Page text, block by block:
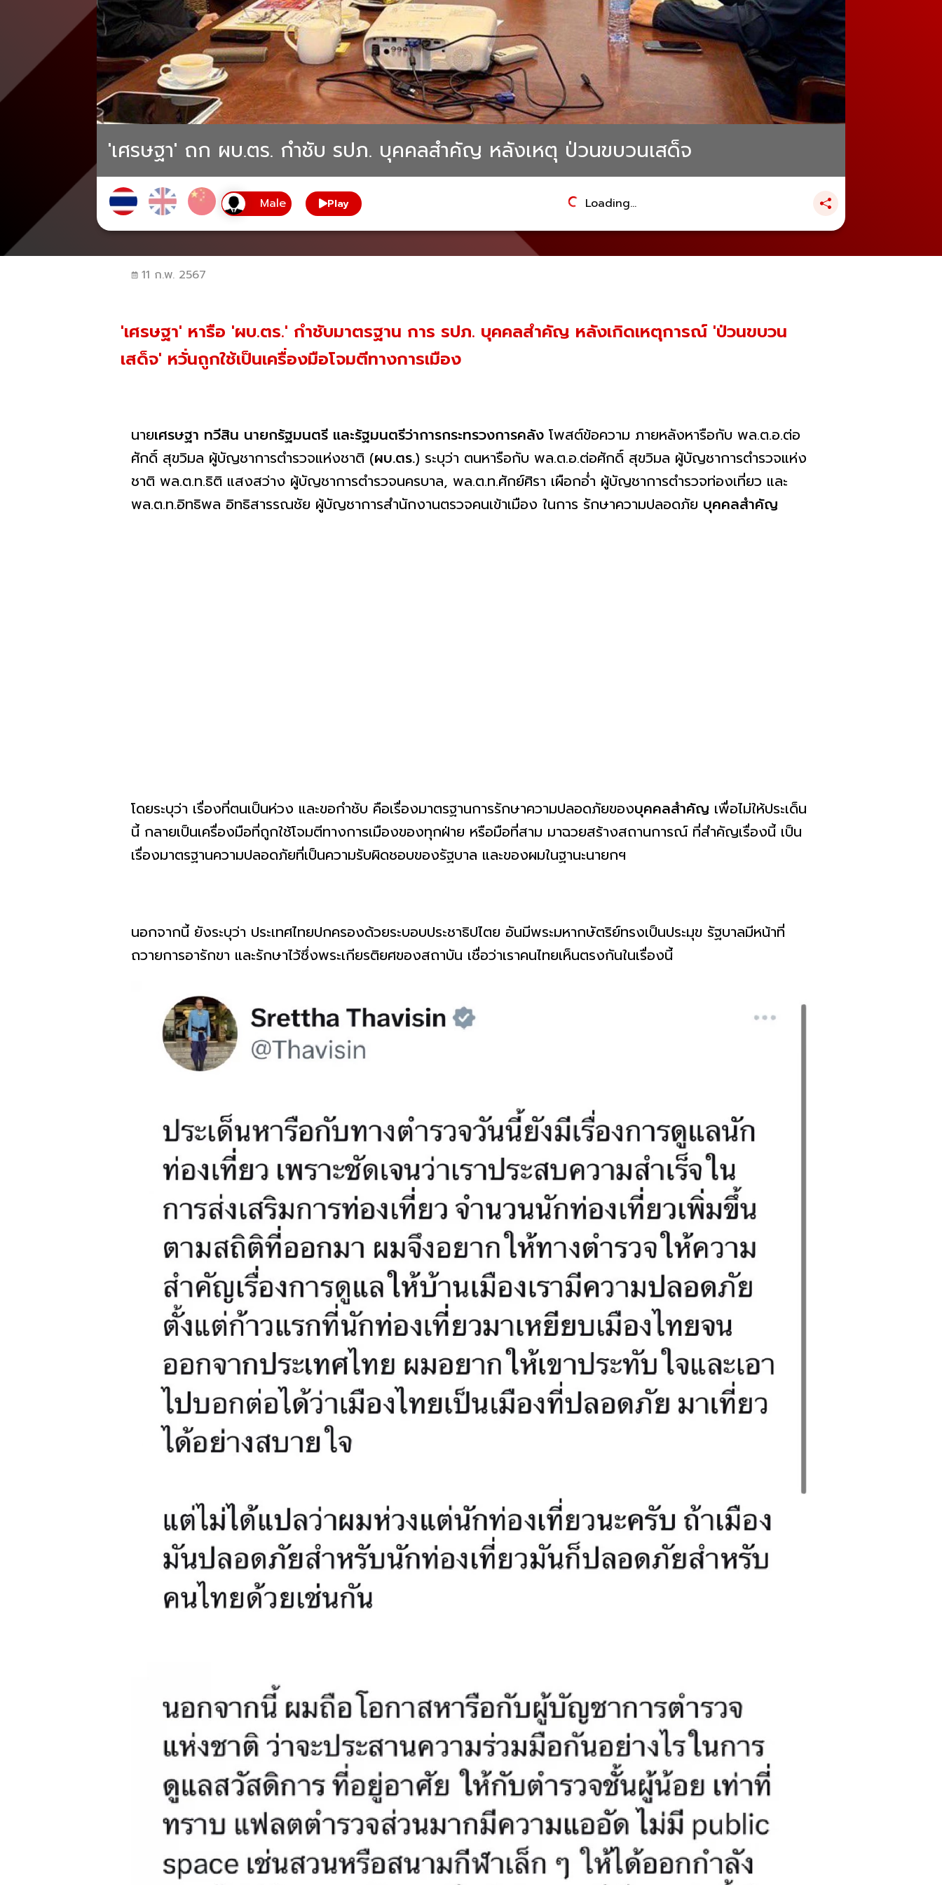
'เศรษฐา' ถก ผบ.ตร. กำชับ รปภ. บุคคลสำคัญ หลังเหตุ ป่วนขบวนเสด็จ
Play Loading...
11 ก.พ. 2567
'เศรษฐา' หารือ 'ผบ.ตร.' กำชับมาตรฐาน การ รปภ. บุคคลสำคัญ หลังเกิดเหตุการณ์ 'ป่วนขบวน
เสด็จ' หวั่นถูกใช้เป็นเครื่องมือโจมตีทางการเมือง
นายเศรษฐา ทวีสิน นายกรัฐมนตรี และรัฐมนตรีว่าการกระทรวงการคลัง โพสต์ข้อความ ภายหลังหารือกับ พล.ต.อ.ต่อ
ศักดิ์ สุขวิมล ผู้บัญชาการตำรวจแห่งชาติ (ผบ.ตร.) ระบุว่า ตนหารือกับ พล.ต.อ.ต่อศักดิ์ สุขวิมล ผู้บัญชาการตำรวจแห่ง
ชาติ พล.ต.ท.ธิติ แสงสว่าง ผู้บัญชาการตำรวจนครบาล, พล.ต.ท.ศักย์ศิรา เผือกอ่ำ ผู้บัญชาการตำรวจท่องเที่ยว และ
พล.ต.ท.อิทธิพล อิทธิสารรณชัย ผู้บัญชาการสำนักงานตรวจคนเข้าเมือง ในการ รักษาความปลอดภัย บุคคลสำคัญ
โดยระบุว่า เรื่องที่ตนเป็นห่วง และขอกำชับ คือเรื่องมาตรฐานการรักษาความปลอดภัยของบุคคลสำคัญ เพื่อไม่ให้ประเด็น
นี้ กลายเป็นเครื่องมือที่ถูกใช้โจมตีทางการเมืองของทุกฝ่าย หรือมือที่สาม มาฉวยสร้างสถานการณ์ ที่สำคัญเรื่องนี้ เป็น
เรื่องมาตรฐานความปลอดภัยที่เป็นความรับผิดชอบของรัฐบาล และของผมในฐานะนายกฯ
นอกจากนี้ ยังระบุว่า ประเทศไทยปกครองด้วยระบอบประชาธิปไตย อันมีพระมหากษัตริย์ทรงเป็นประมุข รัฐบาลมีหน้าที่
ถวายการอารักขา และรักษาไว้ซึ่งพระเกียรติยศของสถาบัน เชื่อว่าเราคนไทยเห็นตรงกันในเรื่องนี้